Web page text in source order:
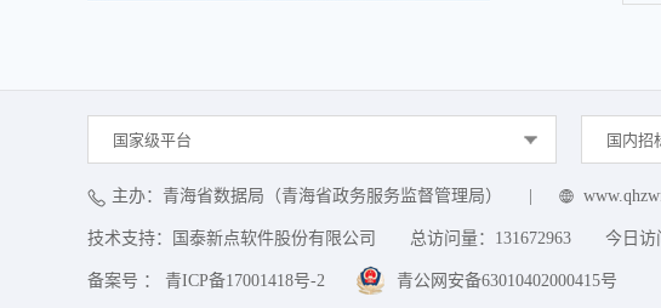
国家级平台 国内招
主办：青海省数据局（青海省政务服务监督管理局）
技术支持：国泰新点软件股份有限公司 总访问量： 131672963 今日访
备案号 ： 青ICP备17001418号-2 青公网安备63010402000415号